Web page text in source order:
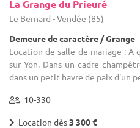
La Grange du Prieuré
Le Bernard - Vendée (85)
Demeure de caractère / Grange
Location de salle de mariage : A
sur Yon. Dans un cadre
dans un petit havre de paix d'un
10-330
Location dès3 300 €